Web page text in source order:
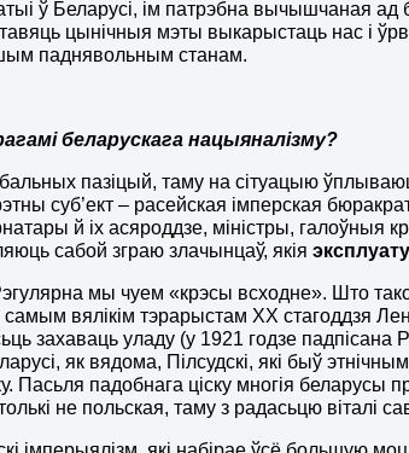
ў Беларусі, ім патрэбна вычышчаная ад
цынічныя мэты выкарыстаць нас і
паднявольным станам.
беларускага нацыяналізму?
пазіцый, таму на сітуацыю
суб’ект – расейская імперская
й іх асяроддзе, міністры,
сабой зграю злачынцаў, якія
мы чуем «крэсы всходне». Што
вялікім тэрарыстам ХХ стагоддзя
захаваць уладу (у 1921 годзе падпісана
як вядома, Пілсудскі, які быў
Пасьля падобнага ціску многія
не польская, таму з радасьцю віталі